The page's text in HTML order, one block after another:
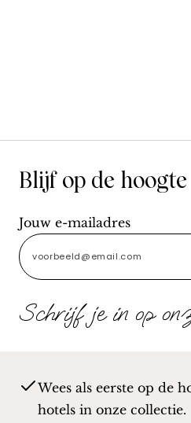
Blijf op de hoogte
Jouw e-mailadres
Schrijf je in op
Wees als eerste op de
hotels in onze collectie.